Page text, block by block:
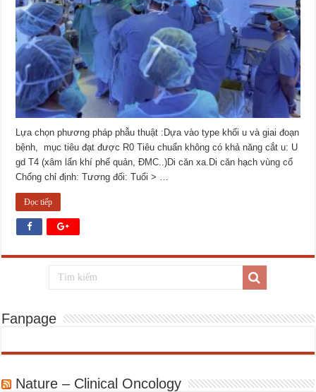
Lựa chọn phương pháp phẫu thuật :Dựa vào type khối u và giai đoạn
bệnh, mục tiêu đạt được R0 Tiêu chuẩn không có khả năng cắt u: U
gd T4 (xâm lấn khí phế quản, ĐMC..)Di căn xa.Di căn hạch vùng cổ
Chống chỉ định: Tương đối: Tuổi > …
Đọc tiếp
Fanpage
Nature – Clinical Oncology